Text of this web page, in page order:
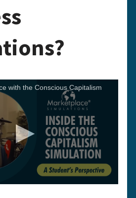
with the Conscious Capitalism